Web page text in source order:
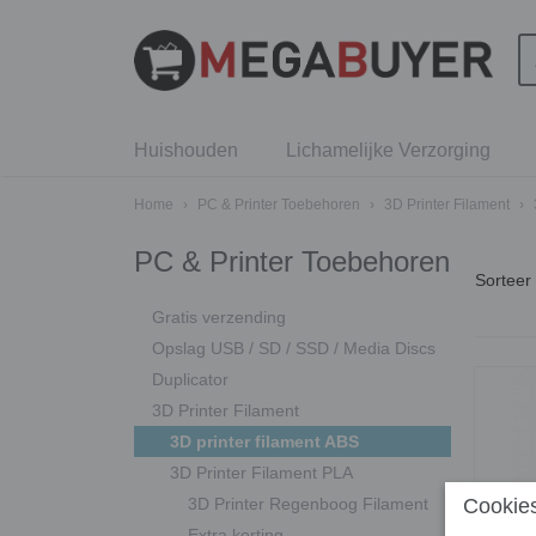
Huishouden Lichamelijke Verzorging
Home › PC & Printer Toebehoren › 3D Printer Filament ›
PC & Printer Toebehoren
Gratis verzending
Opslag USB / SD / SSD / Media Discs
Duplicator
3D Printer Filament
3D printer filament ABS
3D Printer Filament PLA
3D Printer Regenboog Filament